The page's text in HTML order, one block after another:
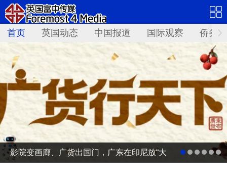
首页 英国动态 中国报道 国际观察 侨务
影院变画廊、广货出国门，广东在印尼放“大